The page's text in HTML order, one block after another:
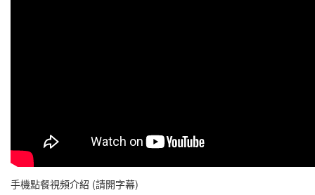
手機點餐視頻介紹 (請開字幕)